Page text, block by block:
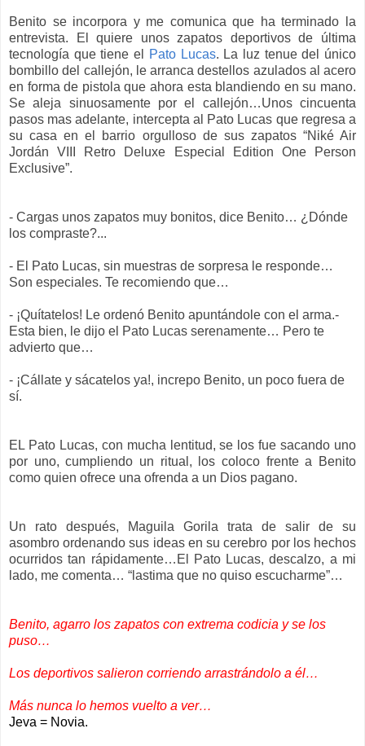
Benito se incorpora y me comunica que ha terminado la
entrevista. El quiere unos zapatos deportivos de última
tecnología que tiene el
Pato Lucas. La luz tenue del único
bombillo del callejón, le arranca destellos azulados al acero
en forma de pistola que ahora esta blandiendo en su mano.
Se aleja sinuosamente por el callejón…Unos cincuenta
pasos mas adelante, intercepta al Pato Lucas que regresa a
su casa en el barrio orgulloso de sus zapatos “Niké Air
Jordán VIII Retro Deluxe Especial Edition One Person
Exclusive”.
- Cargas unos zapatos muy bonitos, dice Benito… ¿Dónde
los compraste?...
- El Pato Lucas, sin muestras de sorpresa le responde…
Son especiales. Te recomiendo que…
- ¡Quítatelos! Le ordenó Benito apuntándole con el arma.-
Esta bien, le dijo el Pato Lucas serenamente… Pero te
advierto que…
- ¡Cállate y sácatelos ya!, increpo Benito, un poco fuera de
sí.
EL Pato Lucas, con mucha lentitud, se los fue sacando uno
por uno, cumpliendo un ritual, los coloco frente a Benito
como quien ofrece una ofrenda a un Dios pagano.
Un rato después, Maguila Gorila trata de salir de su
asombro ordenando sus ideas en su cerebro por los hechos
ocurridos tan rápidamente…El Pato Lucas, descalzo, a mi
lado, me comenta… “lastima que no quiso escucharme”…
Benito, agarro los zapatos con extrema codicia y se los
puso…
Los deportivos salieron corriendo arrastrándolo a él…
Más nunca lo hemos vuelto a ver…
Jeva = Novia.